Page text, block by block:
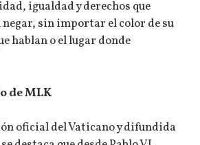
igualdad y derechos que
negar, sin importar el color de su
hablan o el lugar donde
de MLK
oficial del Vaticano y difundida